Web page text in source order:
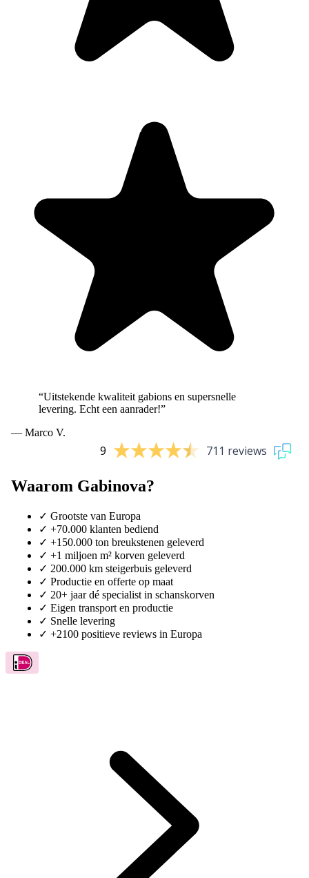
“Uitstekende kwaliteit gabions en supersnelle
levering. Echt een aanrader!”
— Marco V.
9 711 reviews
Waarom Gabinova?
✓ Grootste van Europa
✓ +70.000 klanten bediend
✓ +150.000 ton breukstenen geleverd
✓ +1 miljoen m² korven geleverd
✓ 200.000 km steigerbuis geleverd
✓ Productie en offerte op maat
✓ 20+ jaar dé specialist in schanskorven
✓ Eigen transport en productie
✓ Snelle levering
✓ +2100 positieve reviews in Europa